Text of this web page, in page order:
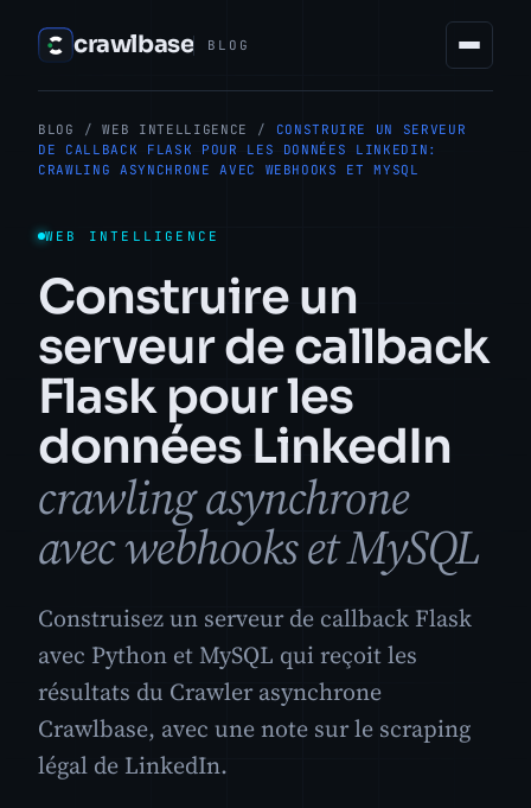
crawlbase BLOG
BLOG / WEB INTELLIGENCE /
CONSTRUIRE UN SERVEUR
DE CALLBACK FLASK POUR LES DONNÉES LINKEDIN:
CRAWLING ASYNCHRONE AVEC WEBHOOKS ET MYSQL
WEB INTELLIGENCE
Construire un
serveur de callback
Flask pour les
données LinkedIn
crawling asynchrone
avec webhooks et MySQL
Construisez un serveur de callback Flask
avec Python et MySQL qui reçoit les
résultats du Crawler asynchrone
Crawlbase, avec une note sur le scraping
légal de LinkedIn.